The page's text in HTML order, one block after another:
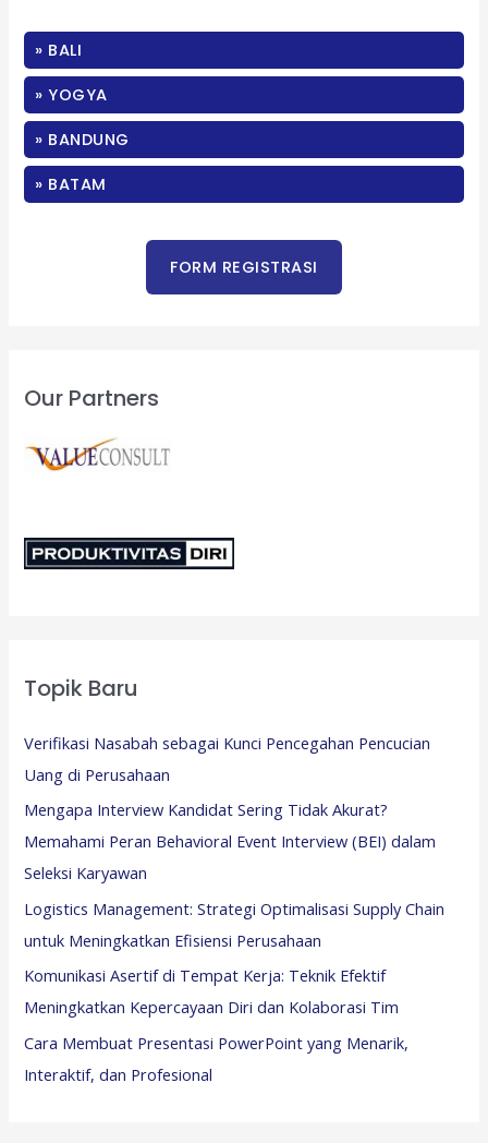
f
o
r
» BALI
» YOGYA
» BANDUNG
» BATAM
Our Partners
Topik Baru
Verifikasi Nasabah sebagai Kunci Pencegahan Pencucian
Uang di Perusahaan
Mengapa Interview Kandidat Sering Tidak Akurat?
Memahami Peran Behavioral Event Interview (BEI) dalam
Seleksi Karyawan
Logistics Management: Strategi Optimalisasi Supply Chain
untuk Meningkatkan Efisiensi Perusahaan
Komunikasi Asertif di Tempat Kerja: Teknik Efektif
Meningkatkan Kepercayaan Diri dan Kolaborasi Tim
Cara Membuat Presentasi PowerPoint yang Menarik,
Interaktif, dan Profesional